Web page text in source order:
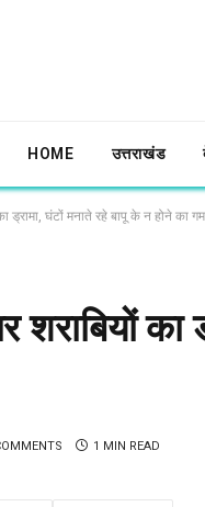
HOME उत्तराखंड
ड्रामा, घंटों मनाते रहे बापू के न होने का गम
शराबियों का
1 MIN READ